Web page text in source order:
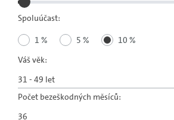
Spoluúčast:
1 % 5 %
10 %
Váš věk:
Počet bezeškodných měsíců: